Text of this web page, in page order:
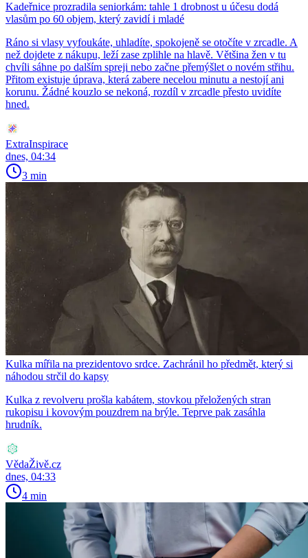
Kadeřnice prozradila seniorkám: tahle 1 drobnost u účesu dodá
vlasům po 60 objem, který zavidí i mladé
Ráno si vlasy vyfoukáte, uhladíte, spokojeně se otočíte v zrcadle. A
než dojdete z nákupu, leží zase zplihle na hlavě. Většina žen v tu
chvíli sáhne po dalším spreji nebo začne přemýšlet o novém střihu.
Přitom existuje úprava, která zabere necelou minutu a nestojí ani
korunu. Žádné kouzlo se nekoná, rozdíl v zrcadle přesto uvidíte
hned.
ExtraInspirace
dnes, 04:34
3 min
Kulka mířila na prezidentovo srdce. Zachránil ho předmět, který si
náhodou strčil do kapsy
Kulka z revolveru prošla kabátem, stovkou přeložených stran
rukopisu i kovovým pouzdrem na brýle. Teprve pak zasáhla
hrudník.
VědaŽivě.cz
dnes, 04:33
4 min